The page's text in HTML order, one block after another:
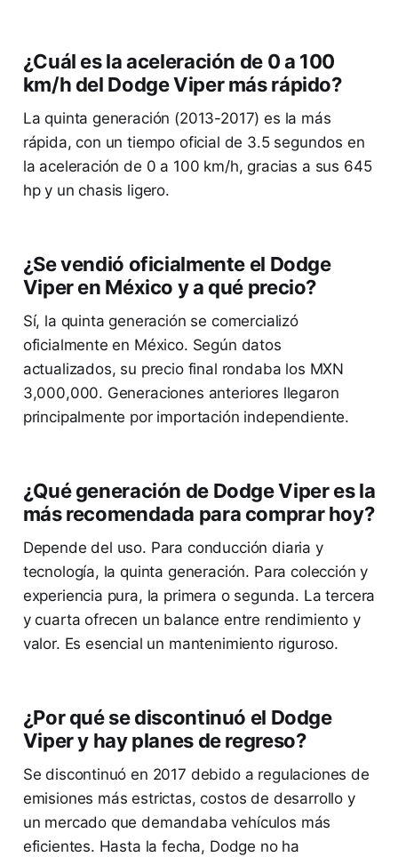
¿Cuál es la aceleración de 0 a 100
km/h del Dodge Viper más rápido?
La quinta generación (2013-2017) es la más
rápida, con un tiempo oficial de 3.5 segundos en
la aceleración de 0 a 100 km/h, gracias a sus 645
hp y un chasis ligero.
¿Se vendió oficialmente el Dodge
Viper en México y a qué precio?
Sí, la quinta generación se comercializó
oficialmente en México. Según datos
actualizados, su precio final rondaba los MXN
3,000,000. Generaciones anteriores llegaron
principalmente por importación independiente.
¿Qué generación de Dodge Viper es la
más recomendada para comprar hoy?
Depende del uso. Para conducción diaria y
tecnología, la quinta generación. Para colección y
experiencia pura, la primera o segunda. La tercera
y cuarta ofrecen un balance entre rendimiento y
valor. Es esencial un mantenimiento riguroso.
¿Por qué se discontinuó el Dodge
Viper y hay planes de regreso?
Se discontinuó en 2017 debido a regulaciones de
emisiones más estrictas, costos de desarrollo y
un mercado que demandaba vehículos más
eficientes. Hasta la fecha, Dodge no ha